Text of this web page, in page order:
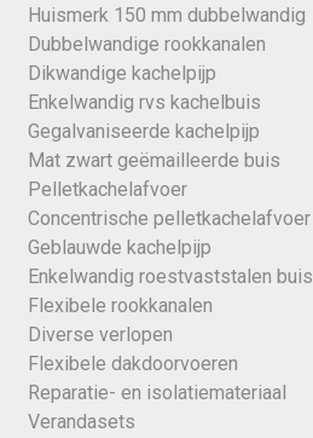
Huismerk 150 mm dubbelwandig
Dubbelwandige rookkanalen
Dikwandige kachelpijp
Enkelwandig rvs kachelbuis
Gegalvaniseerde kachelpijp
Mat zwart geëmailleerde buis
Pelletkachelafvoer
Concentrische pelletkachelafvoer
Geblauwde kachelpijp
Enkelwandig roestvaststalen buis
Flexibele rookkanalen
Diverse verlopen
Flexibele dakdoorvoeren
Reparatie- en isolatiemateriaal
Verandasets